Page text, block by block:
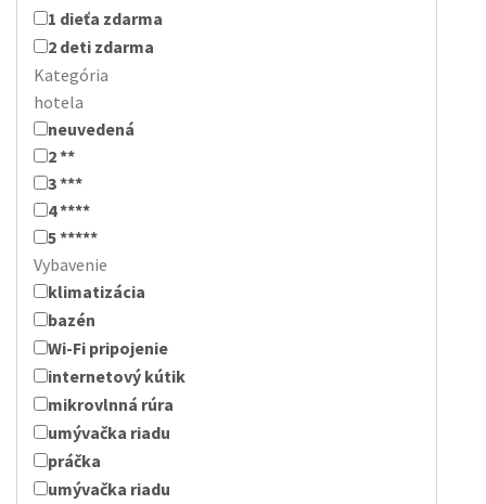
1 dieťa zdarma
2 deti zdarma
Kategória
hotela
neuvedená
2 **
3 ***
4 ****
5 *****
Vybavenie
klimatizácia
bazén
Wi-Fi pripojenie
internetový kútik
mikrovlnná rúra
umývačka riadu
práčka
umývačka riadu